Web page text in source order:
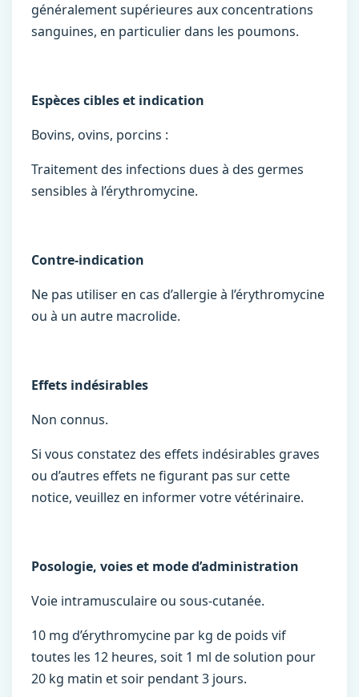
généralement supérieures aux concentrations
sanguines, en particulier dans les poumons.
Espèces cibles et indication
Bovins, ovins, porcins :
Traitement des infections dues à des germes
sensibles à l’érythromycine.
Contre-indication
Ne pas utiliser en cas d’allergie à l’érythromycine
ou à un autre macrolide.
Effets indésirables
Non connus.
Si vous constatez des effets indésirables graves
ou d’autres effets ne figurant pas sur cette
notice, veuillez en informer votre vétérinaire.
Posologie, voies et mode d’administration
Voie intramusculaire ou sous-cutanée.
10 mg d’érythromycine par kg de poids vif
toutes les 12 heures, soit 1 ml de solution pour
20 kg matin et soir pendant 3 jours.